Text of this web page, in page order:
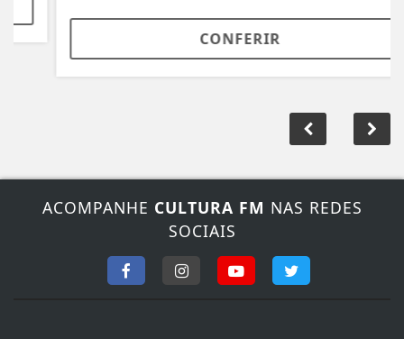
CONFERIR
ACOMPANHE CULTURA FM NAS REDES
SOCIAIS